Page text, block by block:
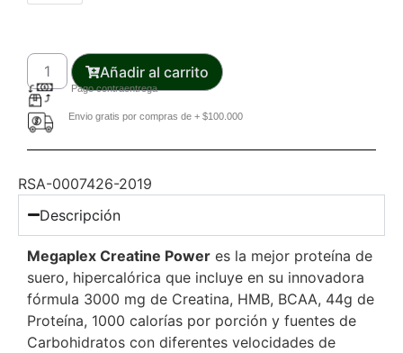
Añadir al carrito
Pago contraentrega
Envio gratis por compras de + $100.000
RSA-0007426-2019
Descripción
Megaplex Creatine Power es la mejor proteína de
suero, hipercalórica que incluye en su innovadora
fórmula 3000 mg de Creatina, HMB, BCAA, 44g de
Proteína, 1000 calorías por porción y fuentes de
Carbohidratos con diferentes velocidades de